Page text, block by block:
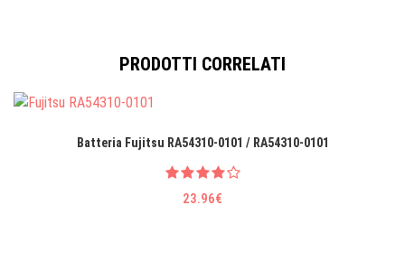
PRODOTTI CORRELATI
Batteria Fujitsu RA54310-0101 / RA54310-0101
23.96€